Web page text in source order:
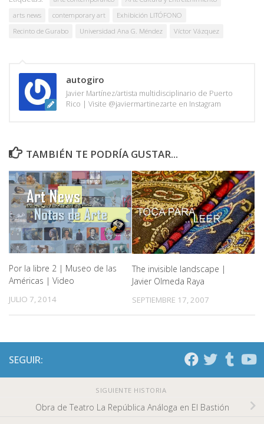
arts news
contemporary art
Exhibición LITÓFONO
Recinto de Gurabo
Universidad Ana G. Méndez Víctor Vázquez
autogiro
Javier Martínez/artista multidisciplinario de Puerto
Rico | Visite @javiermartinezarte en Instagram
TAMBIÉN TE PODRÍA GUSTAR...
Por la libre 2 | Museo de las
Américas | Video
JULIO 7, 2014
The invisible landscape |
Javier Olmeda Raya
SEPTIEMBRE 17, 2007
SEGUIR:
SIGUIENTE HISTORIA
Obra de Teatro La República Análoga en El Bastión